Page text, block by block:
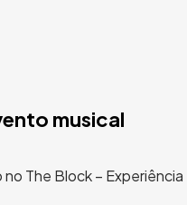
musical
The Block – Experiência